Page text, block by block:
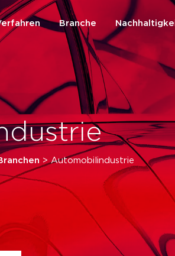
Branche
>Automobilindustrie